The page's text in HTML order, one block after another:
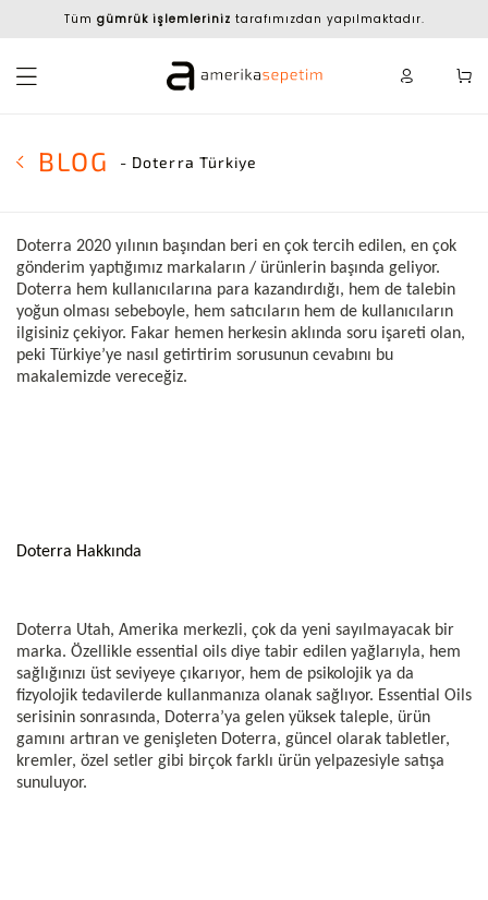
Tüm gümrük işlemleriniz tarafımızdan yapılmaktadır.
BLOG - Doterra Türkiye
Doterra 2020 yılının başından beri en çok tercih edilen, en çok
gönderim yaptığımız markaların / ürünlerin başında geliyor.
Doterra hem kullanıcılarına para kazandırdığı, hem de talebin
yoğun olması sebeboyle, hem satıcıların hem de kullanıcıların
ilgisiniz çekiyor. Fakar hemen herkesin aklında soru işareti olan,
peki Türkiye’ye nasıl getirtirim sorusunun cevabını bu
makalemizde vereceğiz.
Doterra Hakkında
Doterra Utah, Amerika merkezli, çok da yeni sayılmayacak bir
marka. Özellikle essential oils diye tabir edilen yağlarıyla, hem
sağlığınızı üst seviyeye çıkarıyor, hem de psikolojik ya da
fizyolojik tedavilerde kullanmanıza olanak sağlıyor. Essential Oils
serisinin sonrasında, Doterra’ya gelen yüksek taleple, ürün
gamını artıran ve genişleten Doterra, güncel olarak tabletler,
kremler, özel setler gibi birçok farklı ürün yelpazesiyle satışa
sunuluyor.